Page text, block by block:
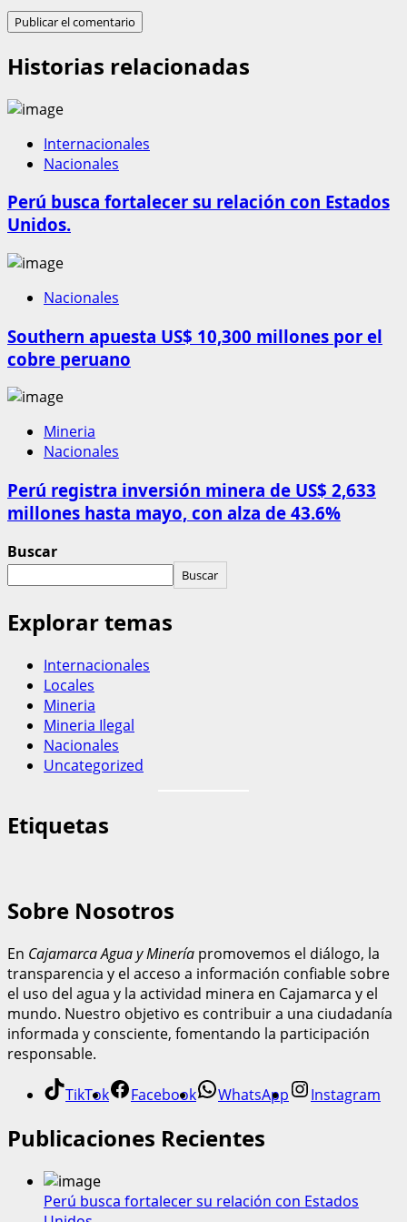
Historias relacionadas
Internacionales
Nacionales
Perú busca fortalecer su relación con Estados
Unidos.
Nacionales
Southern apuesta US$ 10,300 millones por el
cobre peruano
Mineria
Nacionales
Perú registra inversión minera de US$ 2,633
millones hasta mayo, con alza de 43.6%
Buscar
Buscar
Explorar temas
Internacionales
Locales
Mineria
Mineria Ilegal
Nacionales
Uncategorized
Etiquetas
Sobre Nosotros
En Cajamarca Agua y Minería promovemos el diálogo, la
transparencia y el acceso a información confiable sobre
el uso del agua y la actividad minera en Cajamarca y el
mundo. Nuestro objetivo es contribuir a una ciudadanía
informada y consciente, fomentando la participación
responsable.
TikTok Facebook WhatsApp Instagram
Publicaciones Recientes
Perú busca fortalecer su relación con Estados